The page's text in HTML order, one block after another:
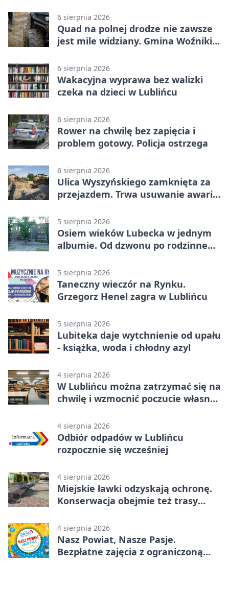
6 sierpnia 2026
Quad na polnej drodze nie zawsze
jest mile widziany. Gmina Woźniki
6 sierpnia 2026
Wakacyjna wyprawa bez walizki
czeka na dzieci w Lublińcu
6 sierpnia 2026
Rower na chwilę bez zapięcia i
problem gotowy. Policja ostrzega
6 sierpnia 2026
Ulica Wyszyńskiego zamknięta za
przejazdem. Trwa usuwanie awarii
5 sierpnia 2026
Osiem wieków Lubecka w jednym
albumie. Od dzwonu po rodzinne
5 sierpnia 2026
Taneczny wieczór na Rynku.
Grzegorz Henel zagra w Lublińcu
5 sierpnia 2026
Lubiteka daje wytchnienie od upału
- książka, woda i chłodny azyl
4 sierpnia 2026
W Lublińcu można zatrzymać się na
chwilę i wzmocnić poczucie własnej
4 sierpnia 2026
Odbiór odpadów w Lublińcu
rozpocznie się wcześniej
4 sierpnia 2026
Miejskie ławki odzyskają ochronę.
Konserwacja obejmie też trasy
4 sierpnia 2026
Nasz Powiat, Nasze Pasje.
Bezpłatne zajęcia z ograniczoną